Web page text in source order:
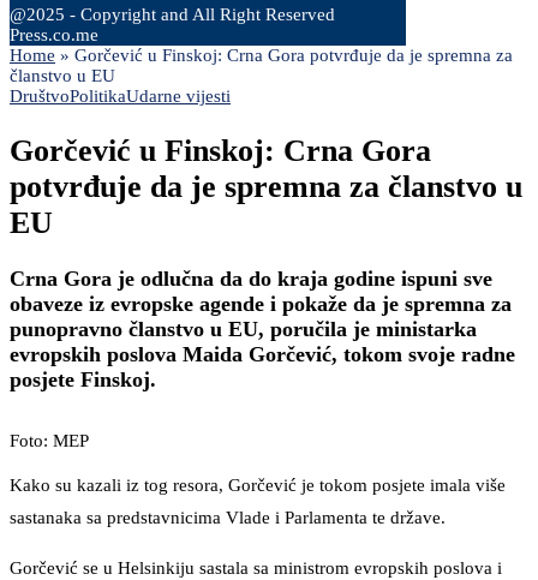
@2025 - Copyright and All Right Reserved
Press.co.me
Home » Gorčević u Finskoj: Crna Gora potvrđuje da je spremna za
članstvo u EU
DruštvoPolitikaUdarne vijesti
Gorčević u Finskoj: Crna Gora
potvrđuje da je spremna za članstvo u
EU
Crna Gora je odlučna da do kraja godine ispuni sve
obaveze iz evropske agende i pokaže da je spremna za
punopravno članstvo u EU, poručila je ministarka
evropskih poslova Maida Gorčević, tokom svoje radne
posjete Finskoj.
Foto: MEP
Kako su kazali iz tog resora, Gorčević je tokom posjete imala više
sastanaka sa predstavnicima Vlade i Parlamenta te države.
Gorčević se u Helsinkiju sastala sa ministrom evropskih poslova i